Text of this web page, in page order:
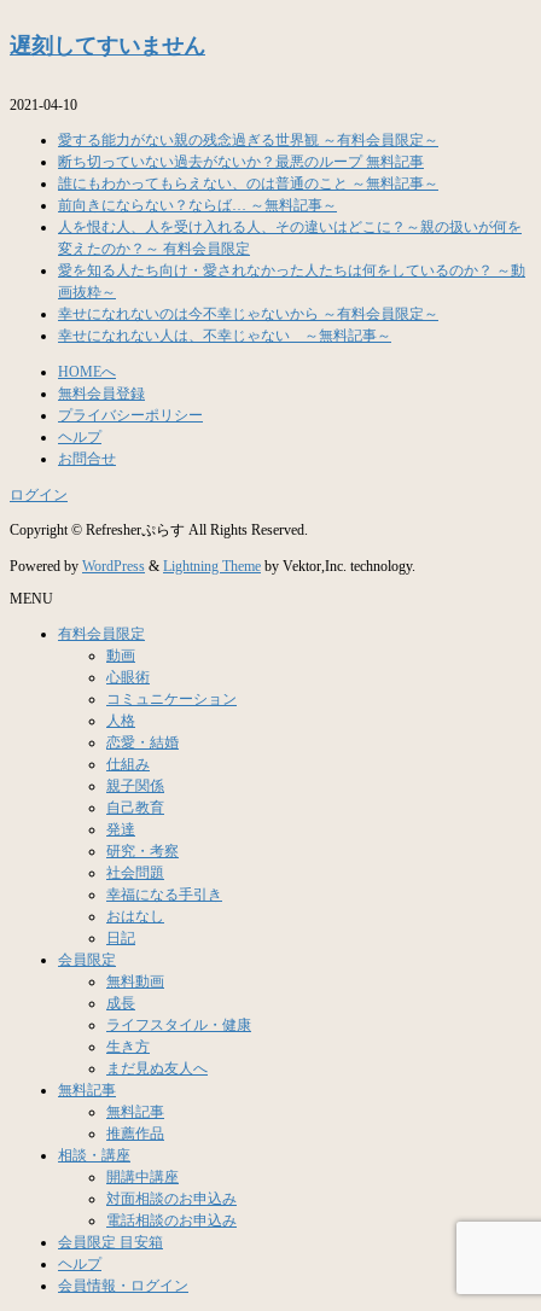
遅刻してすいません
2021-04-10
愛する能力がない親の残念過ぎる世界観 ～有料会員限定～
断ち切っていない過去がないか？最悪のループ 無料記事
誰にもわかってもらえない、のは普通のこと ～無料記事～
前向きにならない？ならば… ～無料記事～
人を恨む人、人を受け入れる人、その違いはどこに？～親の扱いが何を
変えたのか？～ 有料会員限定
愛を知る人たち向け・愛されなかった人たちは何をしているのか？ ～動
画抜粋～
幸せになれないのは今不幸じゃないから ～有料会員限定～
幸せになれない人は、不幸じゃない ～無料記事～
HOMEへ
無料会員登録
プライバシーポリシー
ヘルプ
お問合せ
ログイン
Copyright © Refresherぷらす All Rights Reserved.
Powered by WordPress & Lightning Theme by Vektor,Inc. technology.
MENU
有料会員限定
動画
心眼術
コミュニケーション
人格
恋愛・結婚
仕組み
親子関係
自己教育
発達
研究・考察
社会問題
幸福になる手引き
おはなし
日記
会員限定
無料動画
成長
ライフスタイル・健康
生き方
まだ見ぬ友人へ
無料記事
無料記事
推薦作品
相談・講座
開講中講座
対面相談のお申込み
電話相談のお申込み
会員限定 目安箱
ヘルプ
会員情報・ログイン